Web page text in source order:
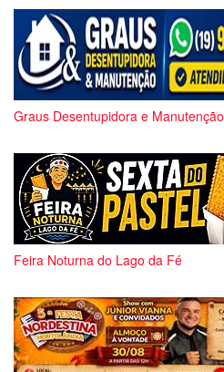
Graus Desentupidora e Manutenção
Feira Noturna do Lago da Fé